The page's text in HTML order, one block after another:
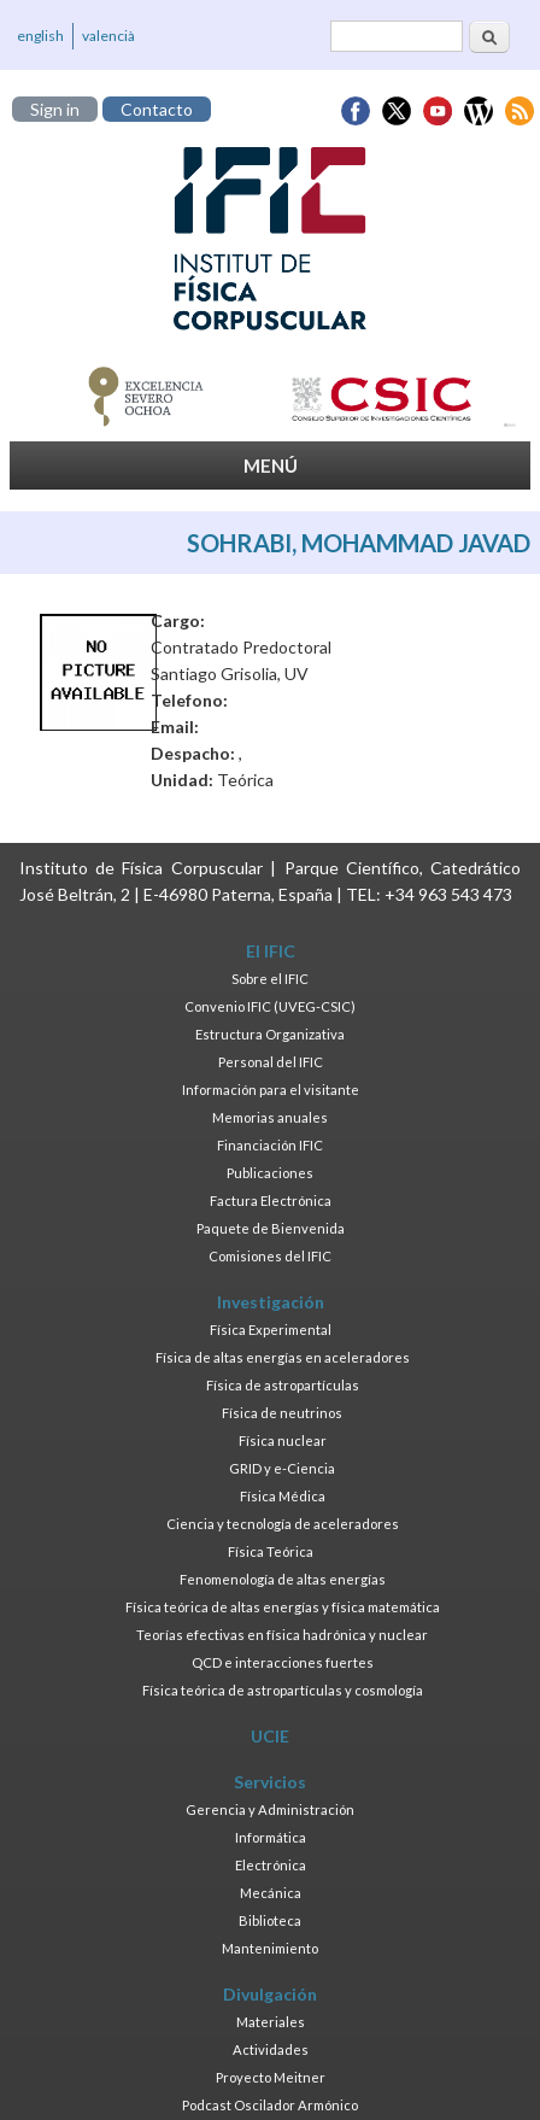
Formulario deBuscar
english valencià
Sign in Contacto
MENÚ
SOHRABI, MOHAMMAD JAVAD
Cargo:
Contratado Predoctoral
Santiago Grisolia, UV
Telefono:
Email:
Despacho: ,
Unidad: Teórica
Instituto de Física Corpuscular | Parque Científico, Catedrático
José Beltrán, 2 | E-46980 Paterna, España | TEL: +34 963 543 473
El IFIC
Sobre el IFIC
Convenio IFIC (UVEG-CSIC)
Estructura Organizativa
Personal del IFIC
Información para el visitante
Memorias anuales
Financiación IFIC
Publicaciones
Factura Electrónica
Paquete de Bienvenida
Comisiones del IFIC
Investigación
Física Experimental
Física de altas energías en aceleradores
Física de astropartículas
Física de neutrinos
Física nuclear
GRID y e-Ciencia
Física Médica
Ciencia y tecnología de aceleradores
Física Teórica
Fenomenología de altas energías
Física teórica de altas energías y física matemática
Teorías efectivas en física hadrónica y nuclear
QCD e interacciones fuertes
Física teórica de astropartículas y cosmología
UCIE
Servicios
Gerencia y Administración
Informática
Electrónica
Mecánica
Biblioteca
Mantenimiento
Divulgación
Materiales
Actividades
Proyecto Meitner
Podcast Oscilador Armónico